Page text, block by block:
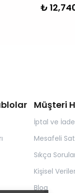
₺
Müşteri
İptal ve
Mesafeli
Sıkça
Kişisel
Blog